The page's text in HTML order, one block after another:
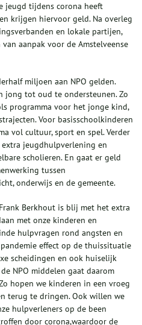
jeugd tijdens corona heeft
krijgen hiervoor geld. Na overleg
en lokale partijen,
aanpak voor de Amstelveense
miljoen aan NPO gelden.
jong tot oud te ondersteunen. Zo
programma voor het jonge kind,
Voor basisschoolkinderen
vol cultuur, sport en spel. Verder
jeugdhulpverlening en
scholieren. En gaat er geld
tussen
onderwijs en de gemeente.
Berkhout is blij met het extra
met onze kinderen en
hulpvragen rond angsten en
effect op de thuissituatie
scheidingen en ook huiselijk
NPO middelen gaat daarom
hopen we kinderen in een vroeg
terug te dringen. Ook willen we
hulpverleners op de been
door corona,waardoor de